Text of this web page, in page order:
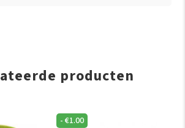
producten
-€1.00